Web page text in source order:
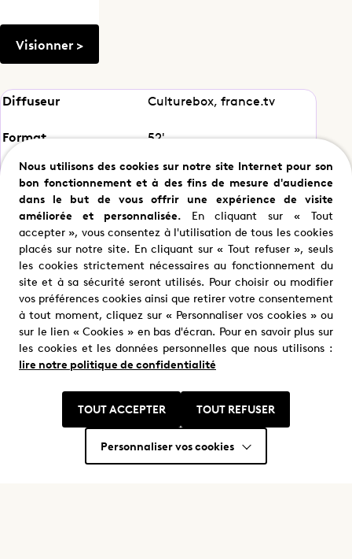
Visionner >
Diffuseur Culturebox, france.tv
Format 52'
Producteur(rice) Fabien Henrion
Production france.tv studio
Nous trouver
Où nous trouver ?
Nous utilisons des cookies sur notre site Internet pour son
bon fonctionnement et à des fins de mesure d'audience
dans le but de vous offrir une expérience de visite
améliorée et personnalisée.En cliquant sur « Tout
accepter », vous consentez à l'utilisation de tous les cookies
placés sur notre site. En cliquant sur « Tout refuser », seuls
les cookies strictement nécessaires au fonctionnement du
site et à sa sécurité seront utilisés. Pour choisir ou modifier
vos préférences cookies ainsi que retirer votre consentement
à tout moment, cliquez sur « Personnaliser vos cookies » ou
sur le lien « Cookies » en bas d'écran. Pour en savoir plus sur
les cookies et les données personnelles que nous utilisons :
lire notre politique de confidentialité
TOUT ACCEPTER TOUT REFUSER
Personnaliser vos cookies